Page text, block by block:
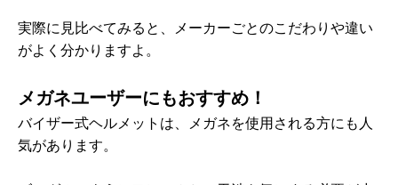
実際に見比べてみると、メーカーごとのこだわりや違い
がよく分かりますよ。
メガネユーザーにもおすすめ！
バイザー式ヘルメットは、メガネを使用される方にも人
気があります。